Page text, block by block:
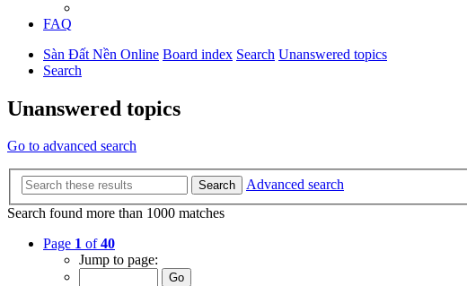
FAQ
Sàn Đất Nền Online Board index Search Unanswered topics
Search
Unanswered topics
Go to advanced search
Search
Advanced search
Search found more than 1000 matches
Page 1 of40
Jump to page: